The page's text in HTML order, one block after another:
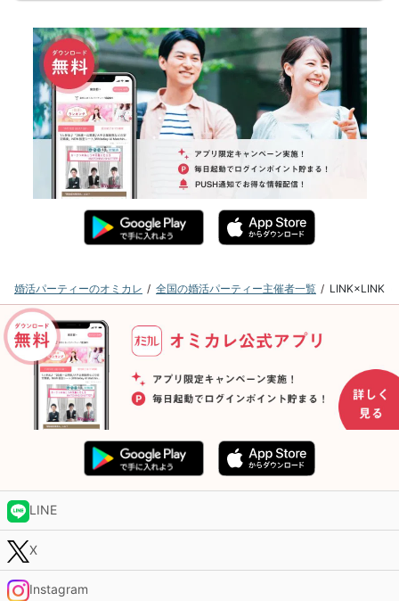
婚活パーティーのオミカレ 全国の婚活パーティー主催者一覧 LINK×LINK（
LINE
X
Instagram